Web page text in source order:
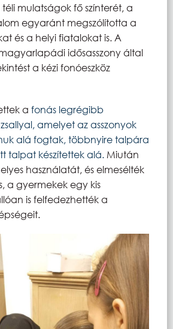
mulatságok fő színterét, a
egyaránt megszólította a
és a helyi fiatalokat is. A
idősasszony által
a kézi fonóeszköz
a fonás legrégibb
amelyet az asszonyok
alá fogtak, többnyire talpára
talpat készítettek alá. Miután
használatát, és elmesélték
a gyermekek egy kis
is felfedezhették a